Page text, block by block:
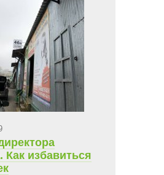
Как избавиться